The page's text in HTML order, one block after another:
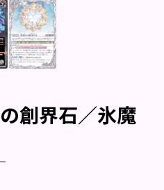
創界石／氷魔